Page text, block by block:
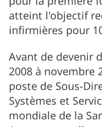
atteint l'objectif
infirmières pour
Avant de devenir
2008 à novembre
poste de Sous-
Systèmes et
mondiale de la